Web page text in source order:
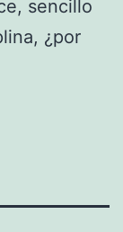
sencillo
¿por